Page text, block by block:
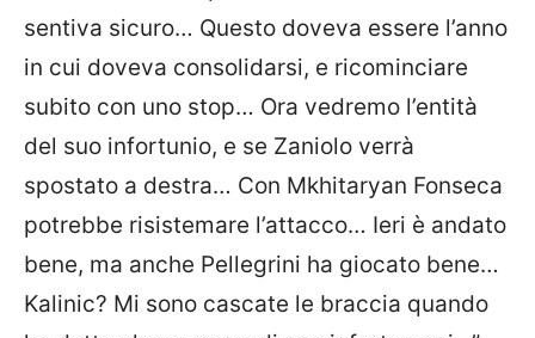
sentiva sicuro… Questo doveva essere l’anno
in cui doveva consolidarsi, e ricominciare
subito con uno stop… Ora vedremo l’entità
del suo infortunio, e se Zaniolo verrà
spostato a destra… Con Mkhitaryan Fonseca
potrebbe risistemare l’attacco… Ieri è andato
bene, ma anche Pellegrini ha giocato bene…
Kalinic? Mi sono cascate le braccia quando